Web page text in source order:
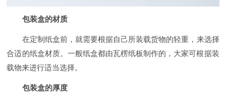
包装盒的材质
在定制纸盒前，就需要根据自己所装载货物的轻重，来选择
合适的纸盒材质。一般纸盒都由瓦楞纸板制作的，大家可根据装
载物来进行适当选择。
包装盒的厚度